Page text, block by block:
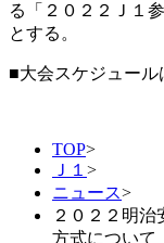
る「２０２２Ｊ１
とする。
■大会スケジュール
TOP>
Ｊ１ >
ニュース>
２０２２明
方式について